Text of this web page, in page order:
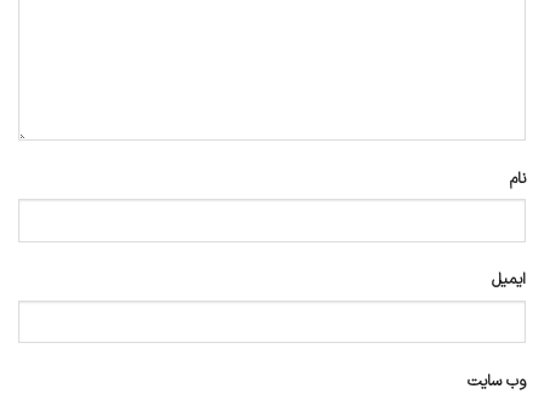
نام
ایمیل
وب‌ سایت